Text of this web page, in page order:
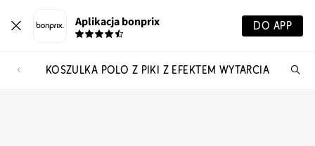
Aplikacja bonprix DO APP
KOSZULKA POLO Z PIKI Z EFEKTEM WYTARCIA